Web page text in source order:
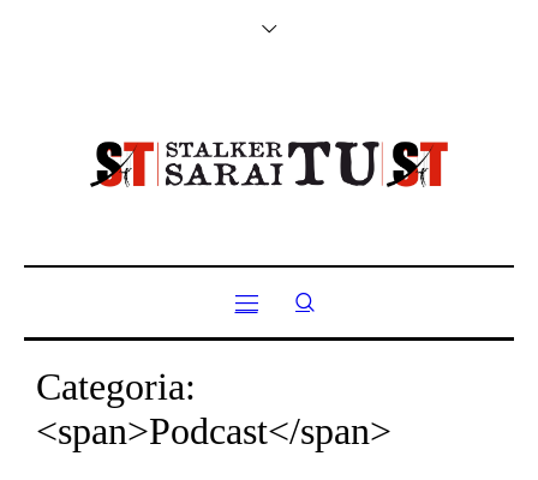
Categoria:
<span>Podcast</span>